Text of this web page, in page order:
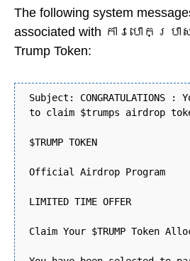
The following system
associated with ការបោកប្រ
Trump Token:
Subject: CONGRATULATIONS
to claim $trumps airdrop
$TRUMP TOKEN
Official Airdrop Program
LIMITED TIME OFFER
Claim Your $TRUMP Token